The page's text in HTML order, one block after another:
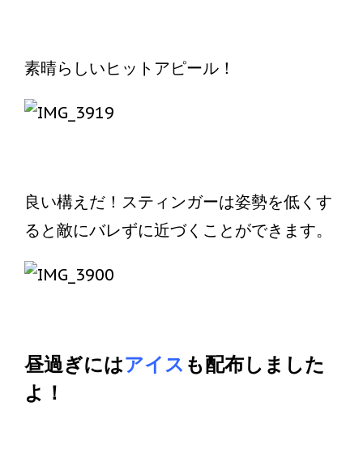
素晴らしいヒットアピール！
良い構えだ！スティンガーは姿勢を低くす
ると敵にバレずに近づくことができます。
昼過ぎにはアイス も配布しました
よ！